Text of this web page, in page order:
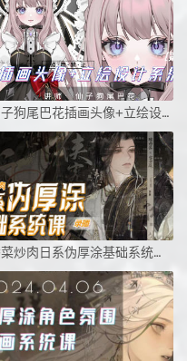
仙子狗尾巴花插画头像+立绘设计系统课第1期
香菜炒肉日系伪厚涂基础系统课第3期